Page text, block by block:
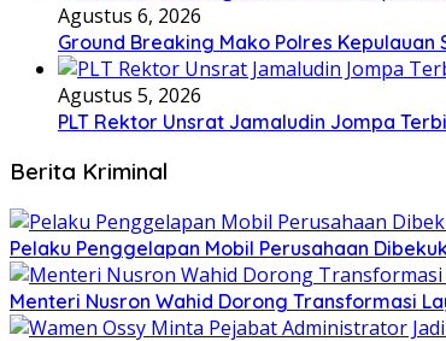
Agustus 6, 2026
Ground Breaking Mako Polres
Agustus 5, 2026
​PLT Rektor Unsrat Jamaludin Jompa
Berita Kriminal
​Pelaku Penggelapan Mobil Perusahaan
​Menteri Nusron Wahid Dorong Transformasi